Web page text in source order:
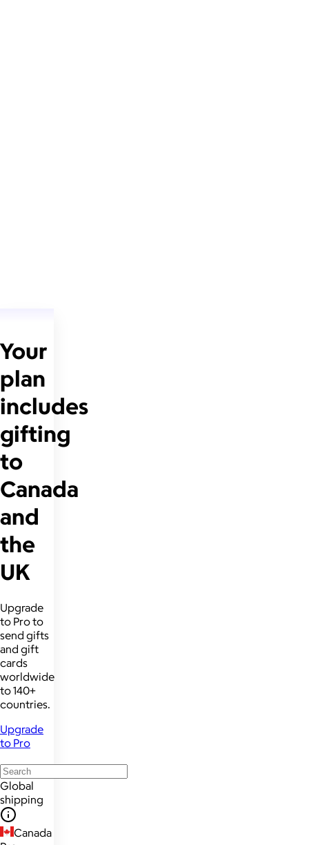
Your
plan
includes
gifting
to
Canada
and
the
UK
Upgrade
to Pro to
send gifts
and gift
cards
worldwide
to 140+
countries.
Upgrade
to Pro
Global
shipping
Canada